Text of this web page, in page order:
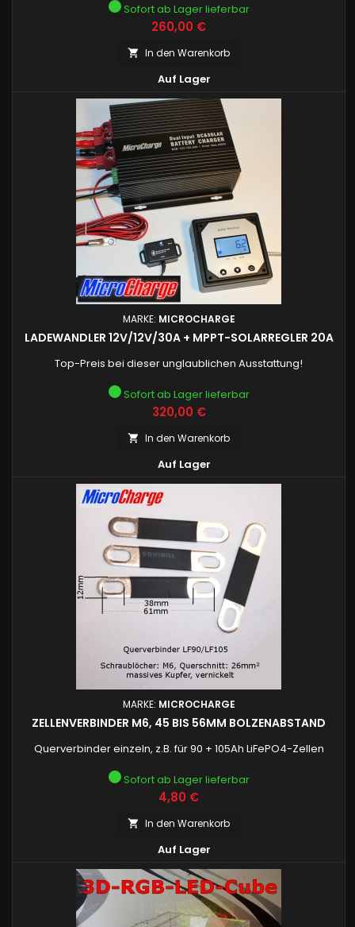
Sofort ab Lager lieferbar
Preis
260,00 €
 In den Warenkorb
Auf Lager
MARKE: MICROCHARGE
LADEWANDLER 12V/12V/30A + MPPT-SOLARREGLER 20A
Top-Preis bei dieser unglaublichen Ausstattung!
Sofort ab Lager lieferbar
Preis
320,00 €
 In den Warenkorb
Auf Lager
MARKE: MICROCHARGE
ZELLENVERBINDER M6, 45 BIS 56MM BOLZENABSTAND
Querverbinder einzeln, z.B. für 90 + 105Ah LiFePO4-Zellen
Sofort ab Lager lieferbar
Preis
4,80 €
 In den Warenkorb
Auf Lager